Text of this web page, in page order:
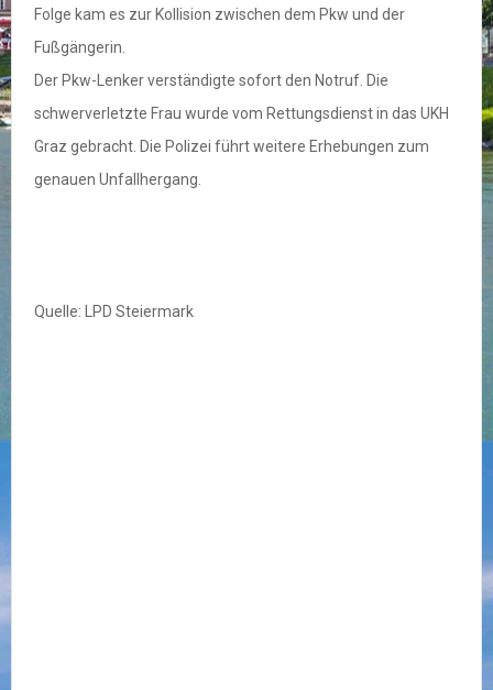
Folge kam es zur Kollision zwischen dem Pkw und der
Fußgängerin.
Der Pkw-Lenker verständigte sofort den Notruf. Die
schwerverletzte Frau wurde vom Rettungsdienst in das UKH
Graz gebracht. Die Polizei führt weitere Erhebungen zum
genauen Unfallhergang.
Quelle: LPD Steiermark